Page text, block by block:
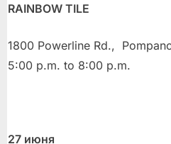
RAINBOW TILE
1800 Powerline Rd.,
5:00 p.m. to 8:00 p.m.
27 июня